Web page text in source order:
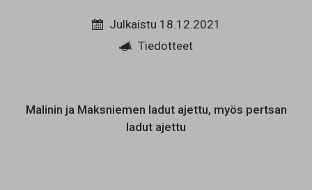
Julkaistu 18.12.2021
Tiedotteet
Malinin ja Maksniemen ladut ajettu, myös pertsan
ladut ajettu